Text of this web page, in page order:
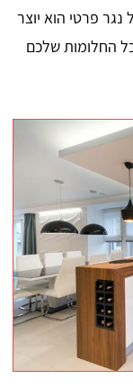
פרטי הוא יוצר
החלומות שלכם